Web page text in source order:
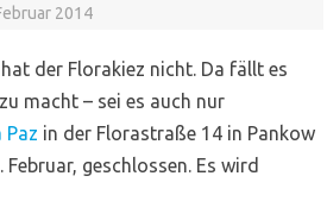
2014
der Florakiez nicht. Da fällt es
macht – sei es auch nur
Paz in der Florastraße 14 in Pankow
geschlossen. Es wird